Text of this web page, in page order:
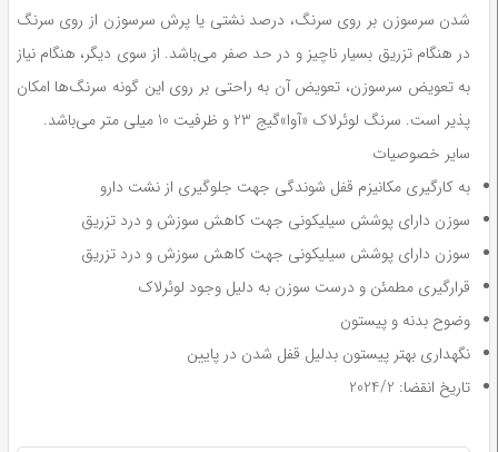
شدن سرسوزن بر روی سرنگ، درصد نشتی یا پرش سرسوزن از روی سرنگ
در هنگام تزریق بسیار ناچیز و در حد صفر میباشد. از سوی دیگر، هنگام نیاز
به تعویض سرسوزن، تعویض آن به راحتی بر روی این گونه سرنگها امکان
پذیر است. سرنگ لوئرلاک «آوا»گیج 23 و ظرفیت 10 میلی متر می‌باشد.
سایر خصوصیات
به کارگیری مکانیزم قفل شوندگی جهت جلوگیری از نشت دارو
سوزن دارای پوشش سیلیکونی جهت کاهش سوزش و درد تزریق
سوزن دارای پوشش سیلیکونی جهت کاهش سوزش و درد تزریق
قرارگیری مطمئن و درست سوزن به دلیل وجود لوئرلاک
وضوح بدنه و پیستون
نگهداری بهتر پیستون بدلیل قفل شدن در پایین
تاریخ انقضا: 2024/2